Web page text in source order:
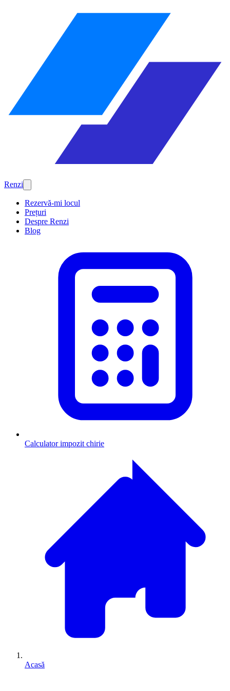
Renzi
Rezervă-mi locul
Prețuri
Despre Renzi
Blog
Calculator impozit chirie
Acasă